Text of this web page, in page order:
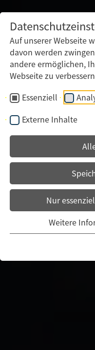
Auf unserer Webseite
davon werden
andere ermöglichen,
Webseite zu
Essenziell
Externe Inhalte
Nur
Weitere